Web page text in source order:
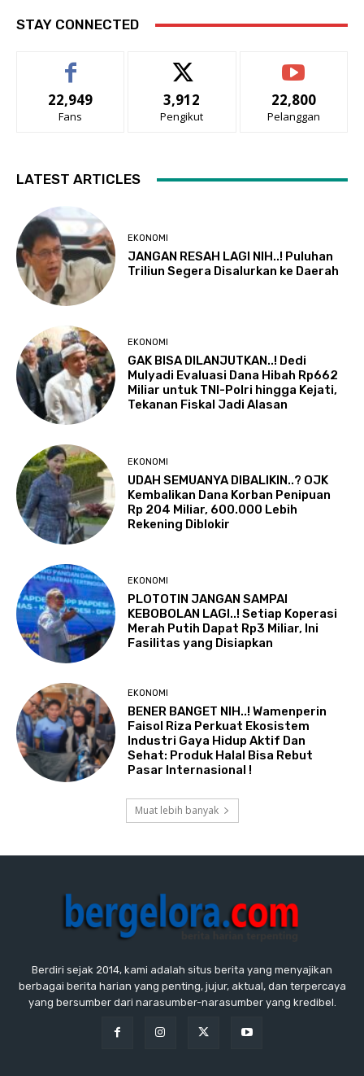
STAY CONNECTED
22,949
Fans
3,912
Pengikut
22,800
Pelanggan
LATEST ARTICLES
EKONOMI
JANGAN RESAH LAGI NIH..! Puluhan
Triliun Segera Disalurkan ke Daerah
EKONOMI
GAK BISA DILANJUTKAN..! Dedi
Mulyadi Evaluasi Dana Hibah Rp662
Miliar untuk TNI-Polri hingga Kejati,
Tekanan Fiskal Jadi Alasan
EKONOMI
UDAH SEMUANYA DIBALIKIN..? OJK
Kembalikan Dana Korban Penipuan
Rp 204 Miliar, 600.000 Lebih
Rekening Diblokir
EKONOMI
PLOTOTIN JANGAN SAMPAI
KEBOBOLAN LAGI..! Setiap Koperasi
Merah Putih Dapat Rp3 Miliar, Ini
Fasilitas yang Disiapkan
EKONOMI
BENER BANGET NIH..! Wamenperin
Faisol Riza Perkuat Ekosistem
Industri Gaya Hidup Aktif Dan
Sehat: Produk Halal Bisa Rebut
Pasar Internasional !
Muat lebih banyak
Berdiri sejak 2014, kami adalah situs berita yang menyajikan
berbagai berita harian yang penting, jujur, aktual, dan terpercaya
yang bersumber dari narasumber-narasumber yang kredibel.